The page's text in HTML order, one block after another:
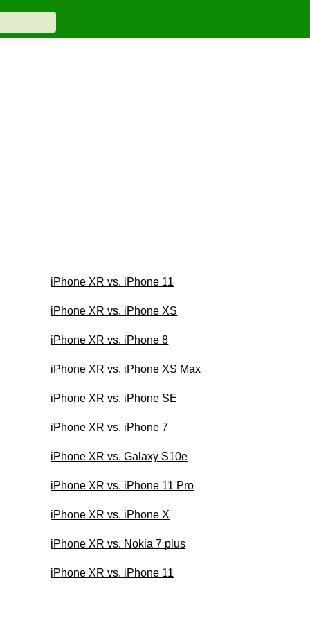
iPhone XR vs. iPhone 11
iPhone XR vs. iPhone XS
iPhone XR vs. iPhone 8
iPhone XR vs. iPhone XS Max
iPhone XR vs. iPhone SE
iPhone XR vs. iPhone 7
iPhone XR vs. Galaxy S10e
iPhone XR vs. iPhone 11 Pro
iPhone XR vs. iPhone X
iPhone XR vs. Nokia 7 plus
iPhone XR vs. iPhone 11